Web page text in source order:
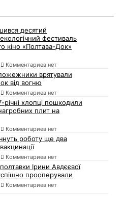
десятий
фестиваль
кіно «Полтава-Док»
Комментариев нет
врятували
від вогню
Комментариев нет
річні хлопці пошкодили
плит на
Комментариев нет
роботу ще два
Комментариев нет
Ірини Авдєєвої
прооперували
Комментариев нет